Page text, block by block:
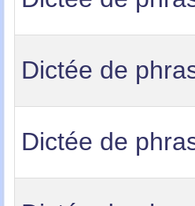
Dictée de
Dictée de